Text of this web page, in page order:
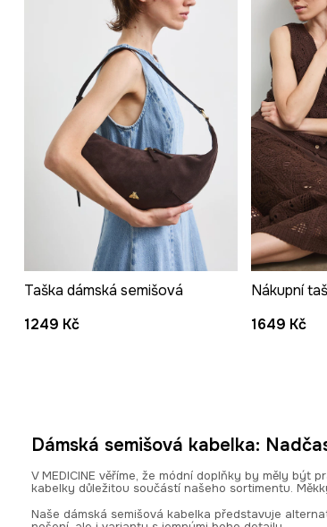
Taška dámská semišová
1249 Kč
Nákupní
1649 Kč
Dámská semišová kabelka:
V MEDICINE věříme, že módní doplňky by měly být
kabelky důležitou součástí našeho sortimentu.
Naše dámská semišová kabelka představuje